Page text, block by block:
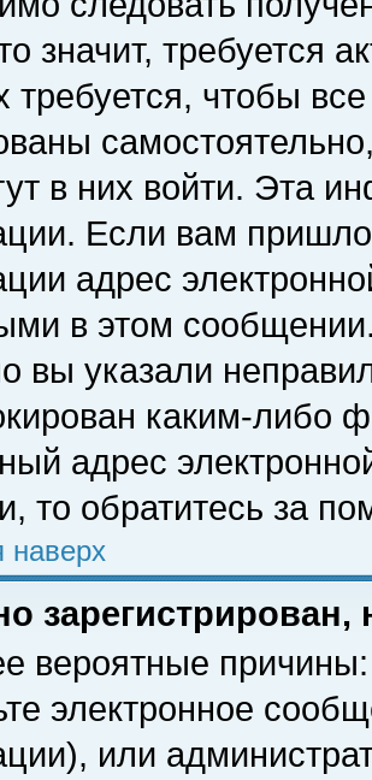
значит, требуется
чтобы
в них войти. Эта
Если вам
адрес
в этом
вы указали
каким-либо
адрес
то обратитесь за
наверх
вероятные
электронное
или